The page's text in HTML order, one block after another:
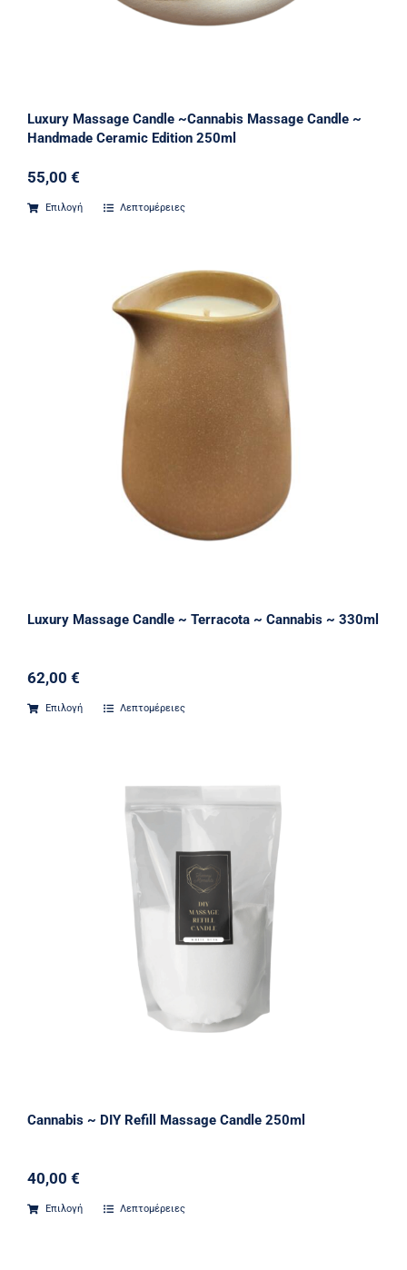
Luxury Massage Candle ~Cannabis Massage Candle ~
Handmade Ceramic Edition 250ml
55,00 €
Επιλογή Λεπτομέρειες
Luxury Massage Candle ~ Terracota ~ Cannabis ~ 330ml
62,00 €
Επιλογή Λεπτομέρειες
Cannabis ~ DIY Refill Massage Candle 250ml
40,00 €
Επιλογή Λεπτομέρειες